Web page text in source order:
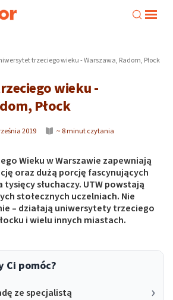
trzeciego wieku - Warszawa, Radom, Płock
wieku -
Płock
2019
~ 8 minut czytania
Wieku w Warszawie zapewniają
oraz dużą porcję fascynujących
tysięcy słuchaczy. UTW powstają
stołecznych uczelniach. Nie
– działają uniwersytety trzeciego
i wielu innych miastach.
Ci pomóc?
ze specjalistą